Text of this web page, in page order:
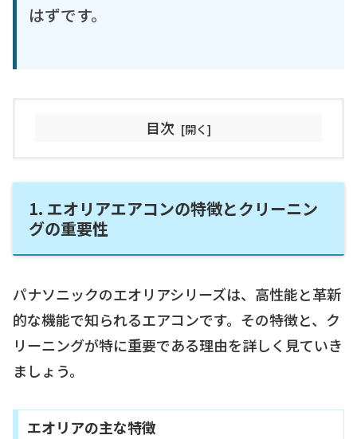
はずです。
目次
1. エオリアエアコンの特徴とクリーニン
グの重要性
パナソニックのエオリアシリーズは、高性能と革新
的な機能で知られるエアコンです。その特徴と、ク
リーニングが特に重要である理由を詳しく見ていき
ましょう。
エオリアの主な特徴